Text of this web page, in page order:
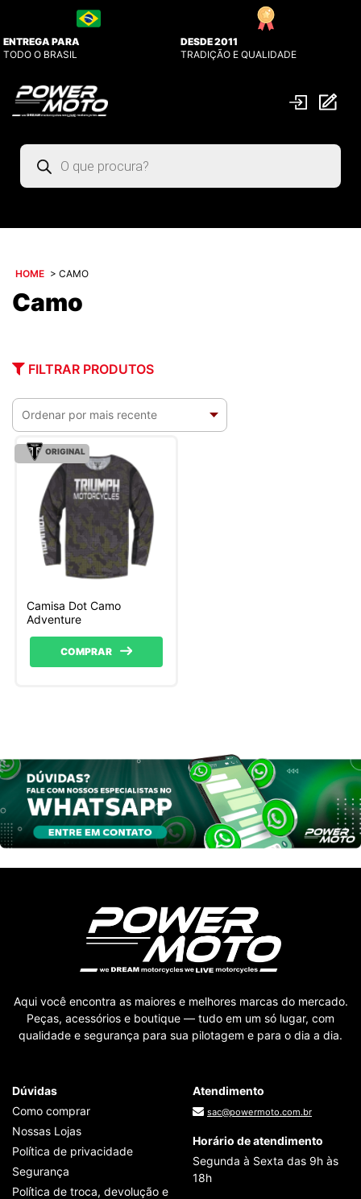
ENTREGA PARA
TODO O BRASIL
DESDE 2011
TRADIÇÃO E QUALIDADE
Pesquisar
produtos
HOME > CAMO
Camo
FILTRAR PRODUTOS
ORIGINAL
Camisa Dot Camo
Adventure
COMPRAR
Aqui você encontra as maiores e melhores marcas do mercado.
Peças, acessórios e boutique — tudo em um só lugar, com
qualidade e segurança para sua pilotagem e para o dia a dia.
Dúvidas
Como comprar
Nossas Lojas
Política de privacidade
Segurança
Política de troca, devolução e
Atendimento
sac@powermoto.com.br
Horário de atendimento
Segunda à Sexta das 9h às
18h